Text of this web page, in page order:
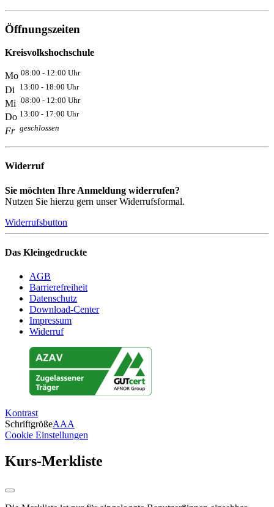
Öffnungszeiten
Kreisvolkshochschule
Mo 08:00 - 12:00 Uhr
Di 13:00 - 18:00 Uhr
Mi 08:00 - 12:00 Uhr
Do 13:00 - 17:00 Uhr
Fr geschlossen
Widerruf
Sie möchten Ihre Anmeldung widerrufen?
Nutzen Sie hierzu gern unser Widerrufsformal.
Widerrufsbutton
Das Kleingedruckte
AGB
Barrierefreiheit
Datenschutz
Download-Center
Impressum
Widerruf
Kontrast
SchriftgrößeAAA
Cookie Einstellungen
Kurs-Merkliste